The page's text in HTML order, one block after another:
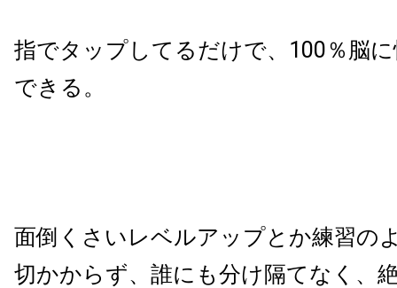
指でタップしてるだけで、100％脳
できる。
面倒くさいレベルアップとか練習の
切かからず、誰にも分け隔てなく、